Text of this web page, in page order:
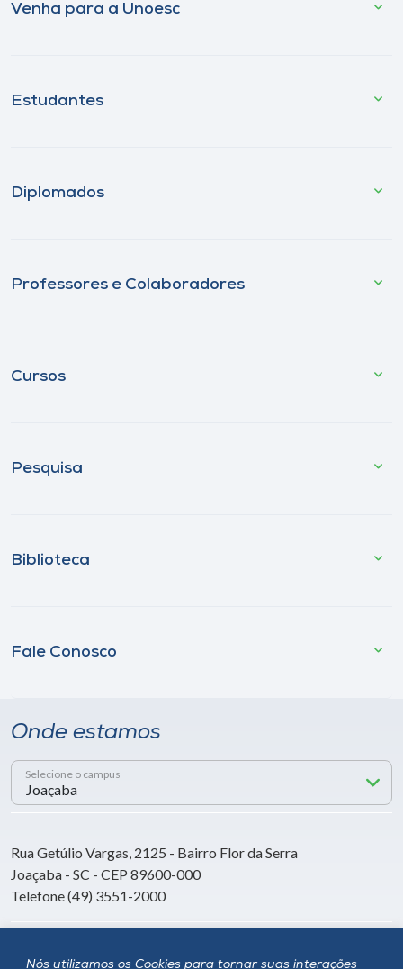
Nós utilizamos os Cookies para tornar suas interações
Venha para a Unoesc
Estudantes
Diplomados
Professores e Colaboradores
Cursos
Pesquisa
Biblioteca
Fale Conosco
Onde estamos
Selecione o campus
Rua Getúlio Vargas, 2125 - Bairro Flor da Serra
Joaçaba - SC - CEP 89600-000
Telefone (49) 3551-2000
Siga a Unoesc